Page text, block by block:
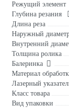
Режущий элемент
Глубина резания
Длина реза
Наружный
Внутренний
Толщина ролика
Балеринка
Материал
Лазерный
Класс товара
Вид упаковки